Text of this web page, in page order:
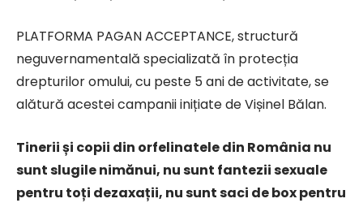
PLATFORMA PAGAN ACCEPTANCE, structură
neguvernamentală specializată în protecția
drepturilor omului, cu peste 5 ani de activitate, se
alătură acestei campanii inițiate de Vișinel Bălan.
Tinerii și copii din orfelinatele din România nu
sunt slugile nimănui, nu sunt fantezii sexuale
pentru toți dezaxații, nu sunt saci de box pentru